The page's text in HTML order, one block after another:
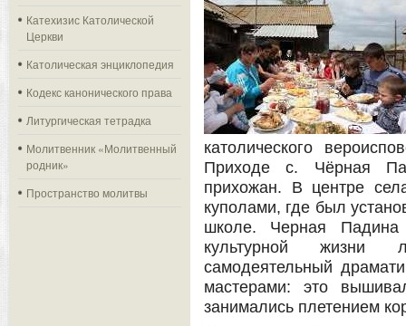
Катехизис Католической
Церкви
Католическая энциклопедия
Кодекс канонического права
Литургическая тетрадка
Молитвенник «Молитвенный
родник»
Пространство молитвы
католического
Приходе с. Чёрная
прихожан. В центре
куполами, где был
школе. Черная Падина
культурной жизни
самодеятельный
мастерами: это
занимались плетением